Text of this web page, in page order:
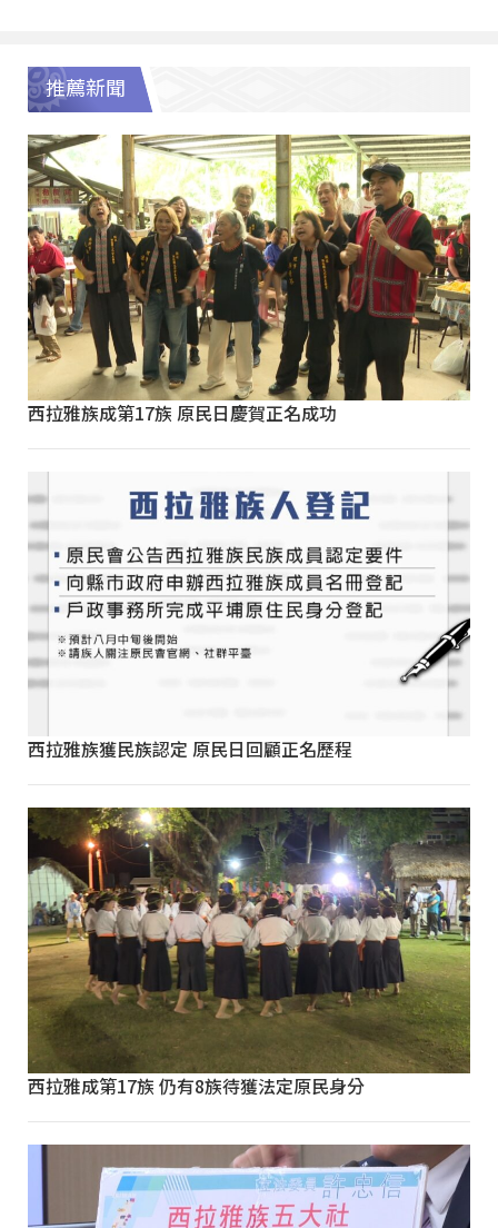
推薦新聞
西拉雅族成第17族 原民日慶賀正名成功
西拉雅族獲民族認定 原民日回顧正名歷程
西拉雅成第17族 仍有8族待獲法定原民身分